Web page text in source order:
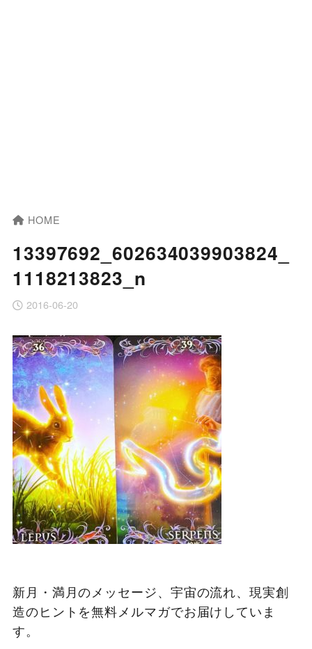
HOME
13397692_602634039903824_
1118213823_n
2016-06-20
新月・満月のメッセージ、宇宙の流れ、現実創
造のヒントを無料メルマガでお届けしていま
す。